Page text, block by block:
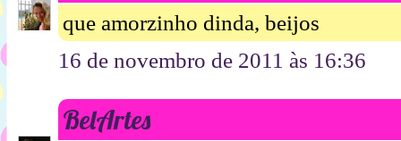
que amorzinho dinda, beijos
16 de novembro de 2011 às 16:36
BelArtes